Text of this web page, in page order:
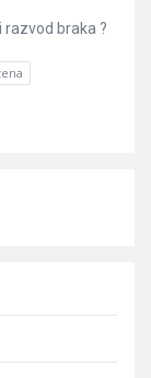
razvod braka ?